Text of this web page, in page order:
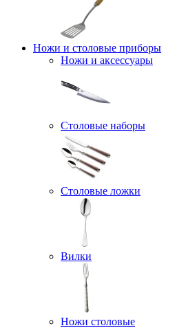
Ножи и столовые приборы
Ножи и аксессуары
Столовые наборы
Столовые ложки
Вилки
Ножи столовые